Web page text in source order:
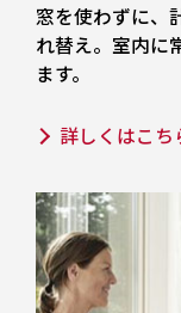
窓を使わずに、
れ替え。室内に
ます。
詳しくはこち